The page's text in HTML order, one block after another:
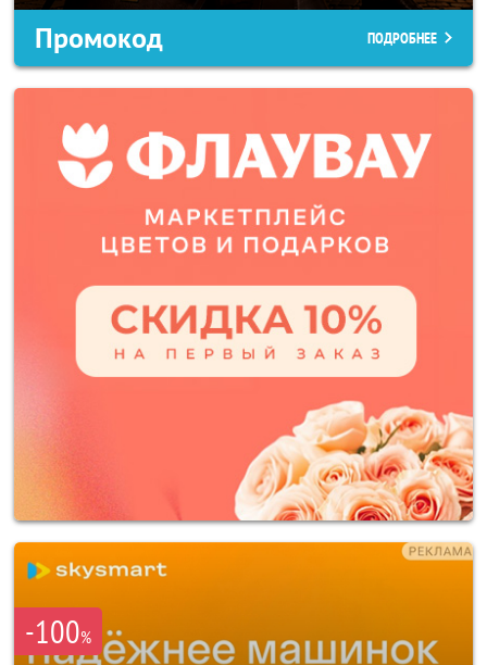
Промокод ПОДРОБНЕЕ
-100%